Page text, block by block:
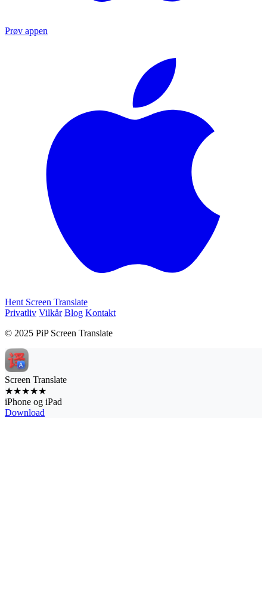
Prøv appen
Hent Screen Translate
Privatliv Vilkår Blog Kontakt
© 2025 PiP Screen Translate
Screen Translate
★★★★★
iPhone og iPad
Download